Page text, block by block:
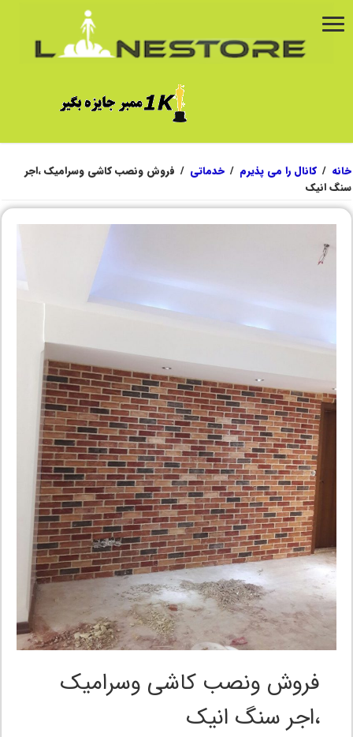
خانه / کانال را می پذیرم / خدماتی / فروش ونصب کاشی وسرامیک ،اجر
سنگ انیک
فروش ونصب کاشی وسرامیک
،اجر سنگ انیک